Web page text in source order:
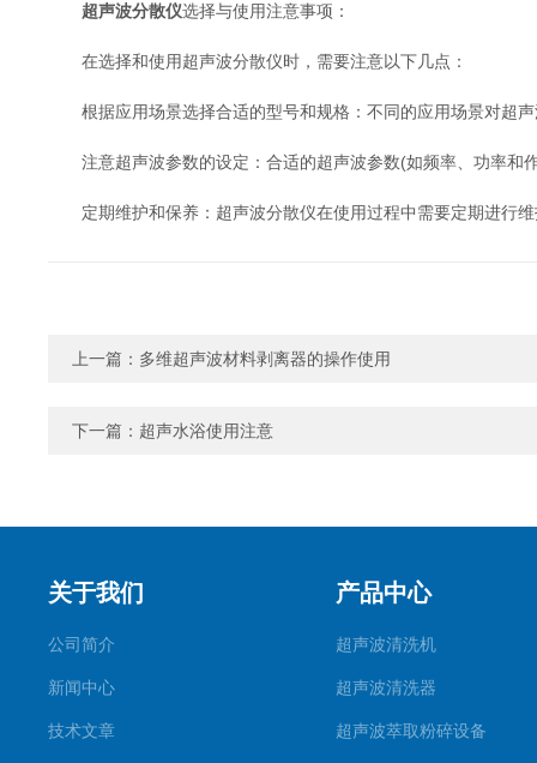
超声波分散仪选择与使用注意事项：
在选择和使用超声波分散仪时，需要注意以下几点：
根据应用场景选择合适的型号和规格：不同的应用场景对超声
注意超声波参数的设定：合适的超声波参数(如频率、功率和
定期维护和保养：超声波分散仪在使用过程中需要定期进行维
上一篇： 多维超声波材料剥离器的操作使用
下一篇： 超声水浴使用注意
关于我们
公司简介
新闻中心
技术文章
产品中心
超声波清洗机
超声波清洗器
超声波萃取粉碎设备